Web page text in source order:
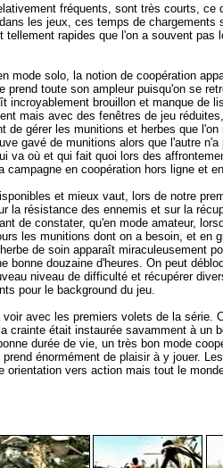
fréquents, sont très courts, ce
les jeux, ces temps de chargements
tellement rapides que l'on a souvent pas
mode solo, la notion de coopération
prend toute son ampleur puisqu'on se
incroyablement brouillon et manque de
mais avec des fenêtres de jeu
de gérer les munitions et herbes que
gavé de munitions alors que l'autre
va où et qui fait quoi lors des
campagne en coopération hors ligne et
et mieux vaut, lors de notre
la résistance des ennemis et sur la
de constater, qu'en mode amateur,
les munitions dont on a besoin, et en
de soin apparaît miraculeusement
bonne douzaine d'heures. On peut
niveau de difficulté et récupérer
pour le background du jeu.
avec les premiers volets de la série.
crainte était instaurée savamment à un
durée de vie, un très bon mode
énormément de plaisir à y jouer.
orientation vers action mais tout le